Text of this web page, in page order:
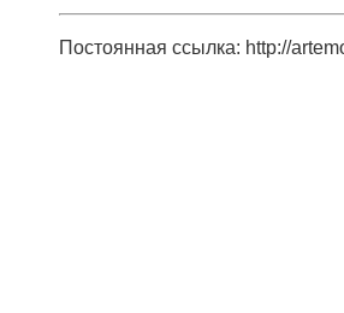
Постоянная ссылка: http://